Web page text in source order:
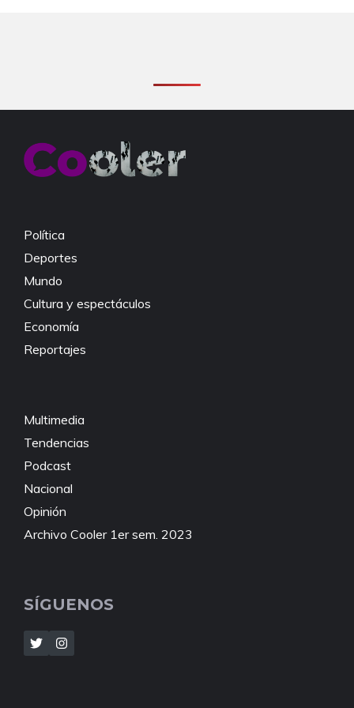
Política
Deportes
Mundo
Cultura y espectáculos
Economía
Reportajes
Multimedia
Tendencias
Podcast
Nacional
Opinión
Archivo Cooler 1er sem. 2023
SÍGUENOS